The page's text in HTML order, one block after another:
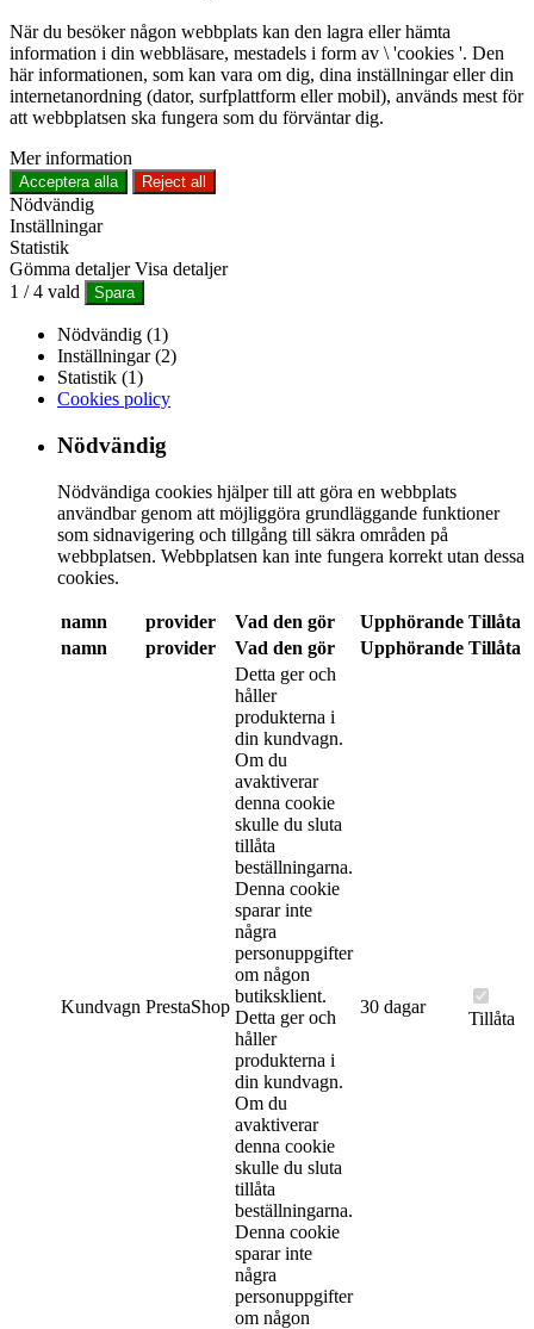
När du besöker någon webbplats kan den lagra eller hämta
information i din webbläsare, mestadels i form av \ 'cookies '. Den
här informationen, som kan vara om dig, dina inställningar eller din
internetanordning (dator, surfplattform eller mobil), används mest för
att webbplatsen ska fungera som du förväntar dig.
Mer information
Acceptera alla Reject all
Nödvändig
Inställningar
Statistik
Gömma detaljer Visa detaljer
1 /4 vald Spara
Nödvändig (1)
Inställningar (2)
Statistik (1)
Cookies policy
Nödvändig
Nödvändiga cookies hjälper till att göra en webbplats
användbar genom att möjliggöra grundläggande funktioner
som sidnavigering och tillgång till säkra områden på
webbplatsen. Webbplatsen kan inte fungera korrekt utan dessa
cookies.
namn provider Vad den gör Upphörande Tillåta
namn
provider Vad den gör Upphörande Tillåta
Kundvagn PrestaShop
Detta ger och
håller
produkterna i
din kundvagn.
Om du
avaktiverar
denna cookie
skulle du sluta
tillåta
beställningarna.
Denna cookie
sparar inte
några
personuppgifter
om någon
butiksklient.
Detta ger och
håller
produkterna i
din kundvagn.
Om du
avaktiverar
denna cookie
skulle du sluta
tillåta
beställningarna.
Denna cookie
sparar inte
några
personuppgifter
om någon
30 dagar
Tillåta